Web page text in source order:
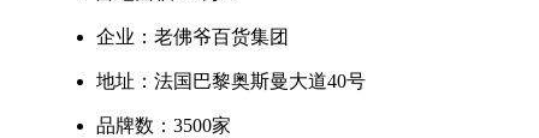
企业：老佛爷百货集团
地址：法国巴黎奥斯曼大道40号
品牌数：3500家